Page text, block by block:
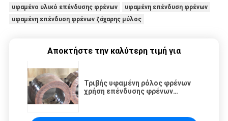
υφαμένο υλικό επένδυσης φρένων
υφαμένη επένδυση φρένων
υφαμένη επένδυση φρένων ζάχαρης μύλος
Αποκτήστε την καλύτερη τιμή για
Τριβής υφαμένη ρόλος φρένων
χρήση επένδυσης φρένων